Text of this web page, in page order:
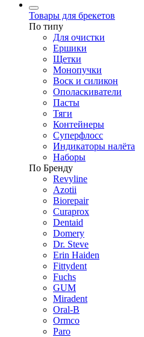
Товары для брекетов
По типу
Для очистки
Ершики
Щетки
Монопучки
Воск и силикон
Ополаскиватели
Пасты
Тяги
Контейнеры
Суперфлосс
Индикаторы налёта
Наборы
По Бренду
Revyline
Azotii
Biorepair
Curaprox
Dentaid
Domery
Dr. Steve
Erin Haiden
Fittydent
Fuchs
GUM
Miradent
Oral-B
Ormco
Paro